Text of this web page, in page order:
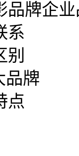
牌企
系
品牌
点